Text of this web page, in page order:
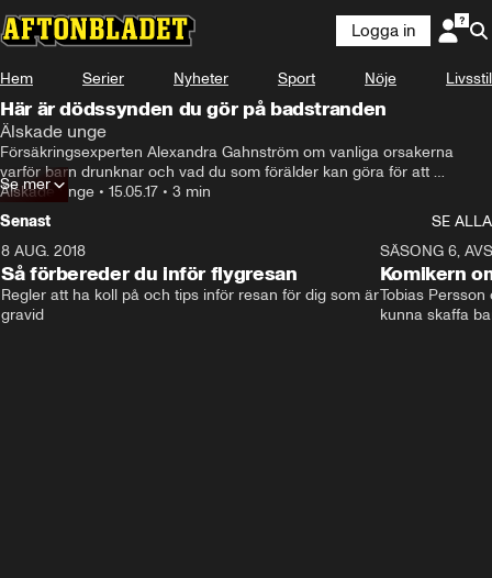
Logga in
Hem Serier Nyheter Sport Nöje Livsstil
Här är dödssynden du gör på badstranden
Älskade unge
Försäkringsexperten Alexandra Gahnström om vanliga orsakerna
varför barn drunknar och vad du som förälder kan göra för att
förhindra det.
Älskade unge • 15.05.17 • 3 min
Se mer
Senast
SE ALLA
8 AUG. 2018
Så förbereder du inför flygresan
Regler att ha koll på och tips inför resan för dig som är
gravid
SÄSONG 6,
Komikern
Tobias
kunna skaffa